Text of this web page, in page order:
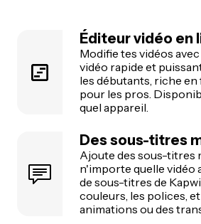
Éditeur vidéo en
Modifie tes vidéos
vidéo rapide et
les débutants, riche
pour les pros.
quel appareil.
Des sous-titres
Ajoute des sous-titres
n'importe quelle vidéo
de sous-titres de
couleurs, les polices,
animations ou des